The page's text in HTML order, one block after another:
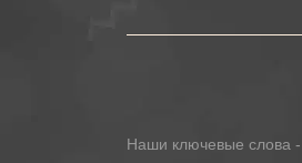
Наши ключевые слова -